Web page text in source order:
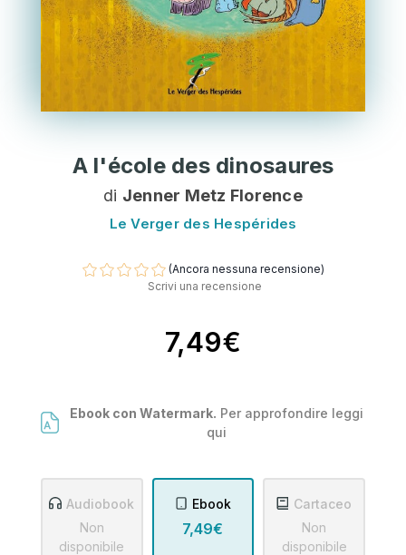
A l'école des dinosaures
di Jenner Metz Florence
Le Verger des Hespérides
(Ancora nessuna recensione)
Scrivi una recensione
7,49€
Ebook con Watermark. Per approfondire leggi
qui
Audiobook
Non
disponibile
Ebook
7,49€
Cartaceo
Non
disponibile